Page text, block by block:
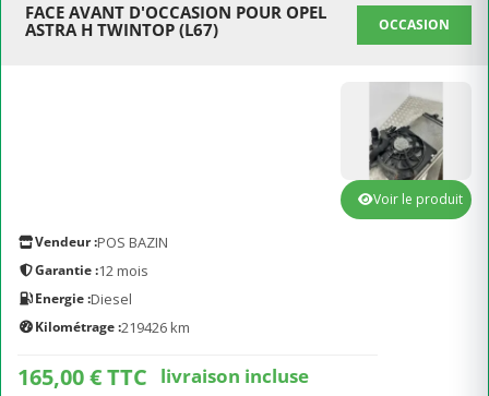
FACE AVANT D'OCCASION POUR OPEL
ASTRA H TWINTOP (L67)
OCCASION
Vendeur :POS BAZIN
Garantie :12 mois
Energie :Diesel
Kilométrage :219426 km
165,00 € TTC livraison incluse
Voir le produit